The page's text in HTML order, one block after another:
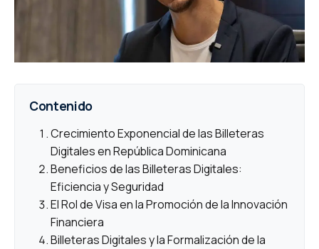
Contenido
Crecimiento Exponencial de las Billeteras
Digitales en República Dominicana
Beneficios de las Billeteras Digitales:
Eficiencia y Seguridad
El Rol de Visa en la Promoción de la Innovación
Financiera
Billeteras Digitales y la Formalización de la